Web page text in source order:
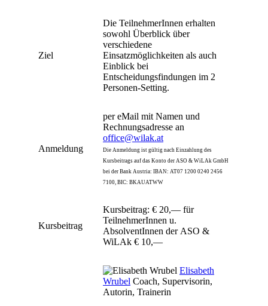
Ziel
Die TeilnehmerInnen erhalten
sowohl Überblick über
verschiedene
Einsatzmöglichkeiten als auch
Einblick bei
Entscheidungsfindungen im 2
Personen-Setting.
Anmeldung
per eMail mit Namen und
Rechnungsadresse an
office@wilak.at
Die Anmeldung ist gültig nach Einzahlung des
Kursbeitrags auf das Konto der ASO & WiLAk GmbH
bei der Bank Austria: IBAN: AT07 1200 0240 2456
7100, BIC: BKAUATWW
Kursbeitrag
Kursbeitrag: € 20,— für
TeilnehmerInnen u.
AbsolventInnen der ASO &
WiLAk € 10,—
Elisabeth
Wrubel Coach, Supervisorin,
Autorin, Trainerin